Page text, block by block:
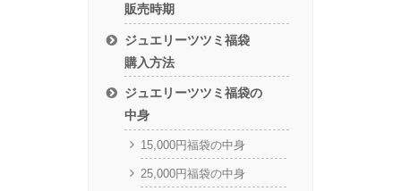
販売時期
ジュエリーツツミ福袋
購入方法
ジュエリーツツミ福袋の
中身
15,000円福袋の中身
25,000円福袋の中身